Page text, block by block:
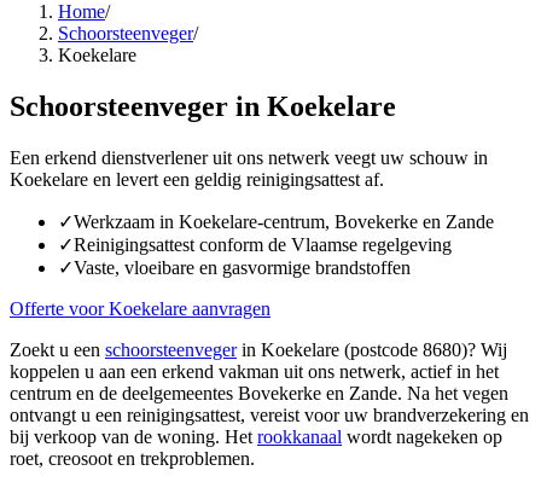
Home/
Schoorsteenveger/
Koekelare
Schoorsteenveger in Koekelare
Een erkend dienstverlener uit ons netwerk veegt uw schouw in
Koekelare en levert een geldig reinigingsattest af.
✓Werkzaam in Koekelare-centrum, Bovekerke en Zande
✓Reinigingsattest conform de Vlaamse regelgeving
✓Vaste, vloeibare en gasvormige brandstoffen
Offerte voor Koekelare aanvragen
Zoekt u een schoorsteenvegerin Koekelare (postcode 8680)? Wij
koppelen u aan een erkend vakman uit ons netwerk, actief in het
centrum en de deelgemeentes Bovekerke en Zande. Na het vegen
ontvangt u een reinigingsattest, vereist voor uw brandverzekering en
bij verkoop van de woning. Het rookkanaal wordt nagekeken op
roet, creosoot en trekproblemen.